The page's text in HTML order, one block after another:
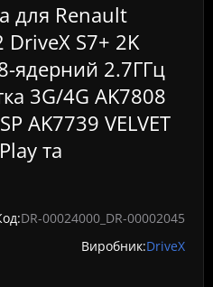
для Renault
S7+ 2K
ядерний 2.7ГГц
3G/4G AK7808
AK7739 VELVET
та
DR-00024000_DR-00002045
Виробник:DriveX